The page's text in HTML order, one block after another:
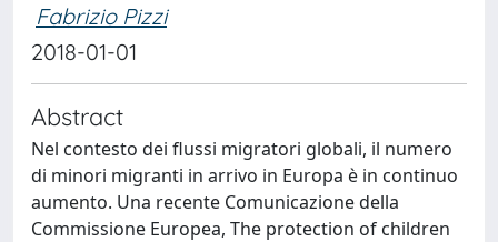
Fabrizio Pizzi
2018-01-01
Abstract
Nel contesto dei flussi migratori globali, il numero
di minori migranti in arrivo in Europa è in continuo
aumento. Una recente Comunicazione della
Commissione Europea, The protection of children